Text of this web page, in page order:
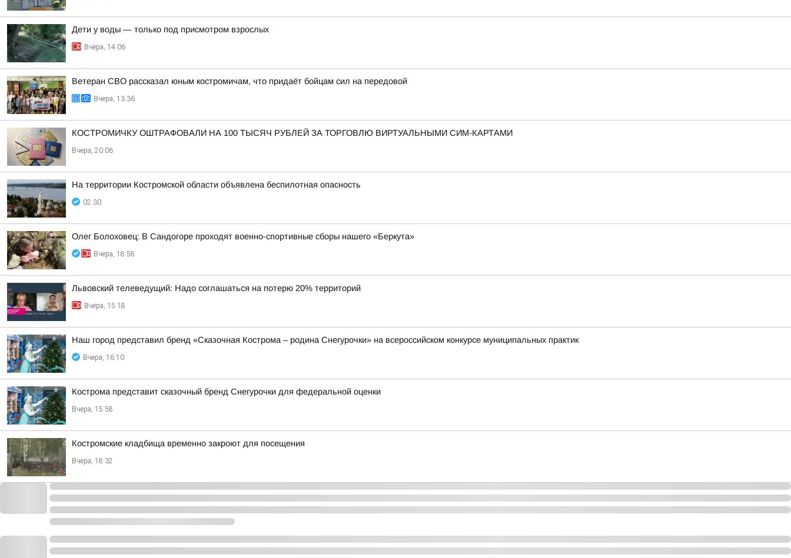
Дети у воды — только под присмотром взрослых
Вчера, 14:06
Ветеран СВО рассказал юным костромичам, что придаёт бойцам сил на передовой
Вчера, 13:36
КОСТРОМИЧКУ ОШТРАФОВАЛИ НА 100 ТЫСЯЧ РУБЛЕЙ ЗА ТОРГОВЛЮ ВИРТУАЛЬНЫМИ СИМ-КАРТАМИ
Вчера, 20:06
На территории Костромской области объявлена беспилотная опасность
02:30
Олег Болоховец: В Сандогоре проходят военно-спортивные сборы нашего «Беркута»
Вчера, 18:58
Львовский телеведущий: Надо соглашаться на потерю 20% территорий
Вчера, 15:18
Наш город представил бренд «Сказочная Кострома – родина Снегурочки» на всероссийском конкурсе муниципальных практик
Вчера, 16:10
Кострома представит сказочный бренд Снегурочки для федеральной оценки
Вчера, 15:58
Костромские кладбища временно закроют для посещения
Вчера, 18:32